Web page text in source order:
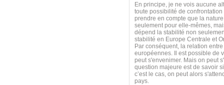
En principe, je ne vois aucune
toute possibilité de
prendre en compte que la
seulement pour elle-mêmes,
dépend la stabilité non
stabilité en Europe Centrale et
Par conséquent, la relation
européennes. Il est possible de
peut s'envenimer. Mais on peut
question majeure est de savoir
c’est le cas, on peut alors
pays.